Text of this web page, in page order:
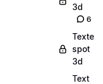
3d
6
Texte
spot
3d
Text